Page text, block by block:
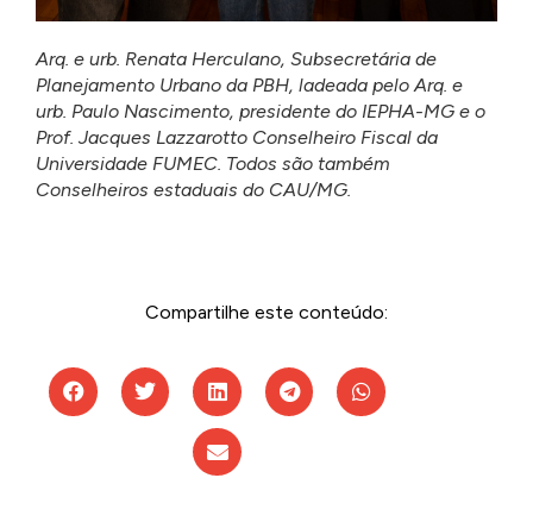
Arq. e urb. Renata Herculano, Subsecretária de
Planejamento Urbano da PBH, ladeada pelo Arq. e
urb. Paulo Nascimento, presidente do IEPHA-MG e o
Prof. Jacques Lazzarotto Conselheiro Fiscal da
Universidade FUMEC. Todos são também
Conselheiros estaduais do CAU/MG.
Compartilhe este conteúdo: